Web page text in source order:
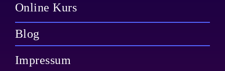
Online Kurs
Blog
Impressum